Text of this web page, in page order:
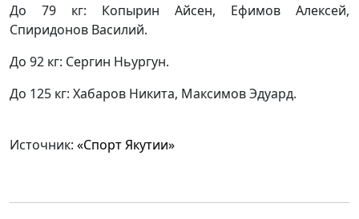
До 79 кг: Копырин Айсен, Ефимов Алексей,
Спиридонов Василий.
До 92 кг: Сергин Ньургун.
До 125 кг: Хабаров Никита, Максимов Эдуард.
Источник: «Спорт Якутии»